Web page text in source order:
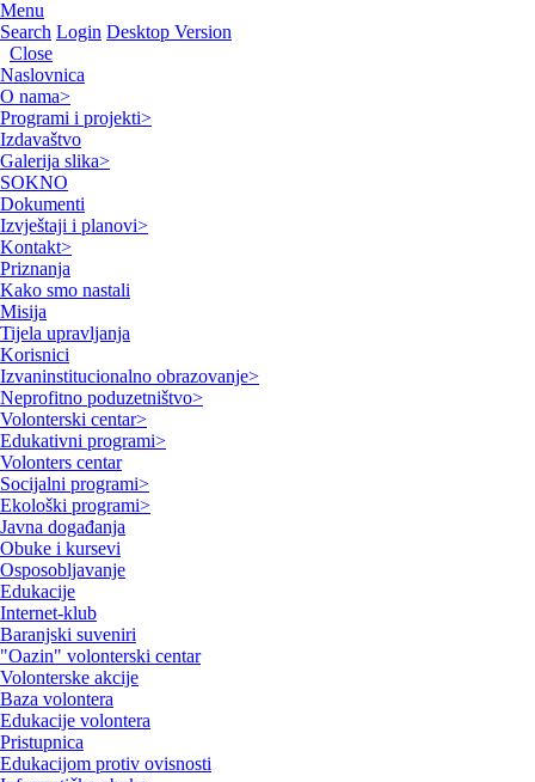
Menu
Search Login Desktop Version
Close
Naslovnica
O nama>
Programi i projekti>
Izdavaštvo
Galerija slika>
SOKNO
Dokumenti
Izvještaji i planovi>
Kontakt>
Priznanja
Kako smo nastali
Misija
Tijela upravljanja
Korisnici
Izvaninstitucionalno obrazovanje>
Neprofitno poduzetništvo>
Volonterski centar>
Edukativni programi>
Volonters centar
Socijalni programi>
Ekološki programi>
Javna događanja
Obuke i kursevi
Osposobljavanje
Edukacije
Internet-klub
Baranjski suveniri
"Oazin" volonterski centar
Volonterske akcije
Baza volontera
Edukacije volontera
Pristupnica
Edukacijom protiv ovisnosti